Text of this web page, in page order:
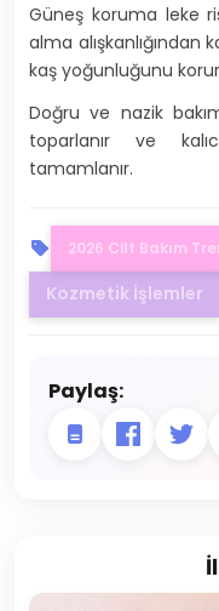
Güneş koruma leke
alma alışkanlığından
kaş yoğunluğunu
Doğru ve nazik
toparlanır ve
tamamlanır.
2026 Cilt Bakım
Kozmetik İşlemler
Paylaş: